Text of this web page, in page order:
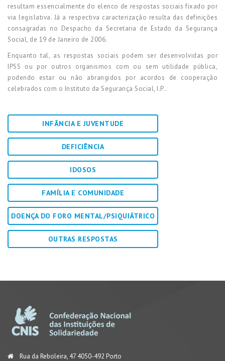
resultam essencialmente do elenco de respostas sociais fixado por
via legislativa. Já a respectiva caracterização resulta das definições
consagradas no Despacho da Secretaria de Estado da Segurança
Social, de 19 de Janeiro de 2006.
Enquanto tal, as respostas sociais podem ser desenvolvidas por
IPSS ou por outros organismos com ou sem utilidade pública,
podendo estar ou não abrangidos por acordos de cooperação
celebrados com o Instituto da Segurança Social, I.P..
INFÂNCIA E JUVENTUDE
DEFICIÊNCIA
IDOSOS
FAMÍLIA E COMUNIDADE
DOENÇA DO FORO MENTAL/PSIQUIÁTRICO
OUTRAS RESPOSTAS
Rua da Reboleira, 47 4050-492 Porto